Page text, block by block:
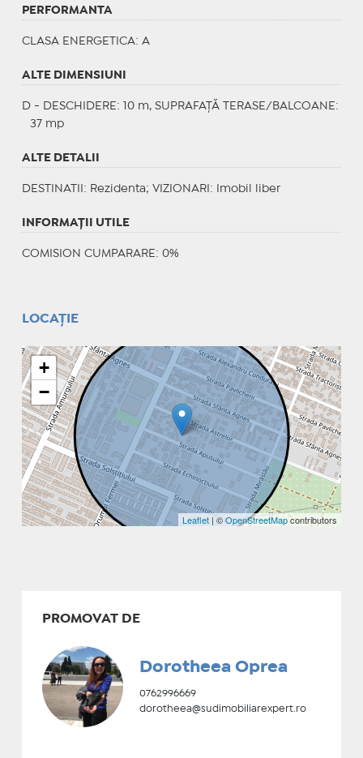
PERFORMANTA
CLASA ENERGETICA: A
ALTE DIMENSIUNI
D - DESCHIDERE: 10 m, SUPRAFAȚĂ TERASE/BALCOANE:
37 mp
ALTE DETALII
DESTINATII : Rezidenta; VIZIONARI : Imobil liber
INFORMAŢII UTILE
COMISION CUMPARARE: 0%
LOCAȚIE
+
−
Leaflet | ©OpenStreetMapcontributors
PROMOVAT DE
Dorotheea Oprea
0762996669
dorotheea@sudimobiliarexpert.ro